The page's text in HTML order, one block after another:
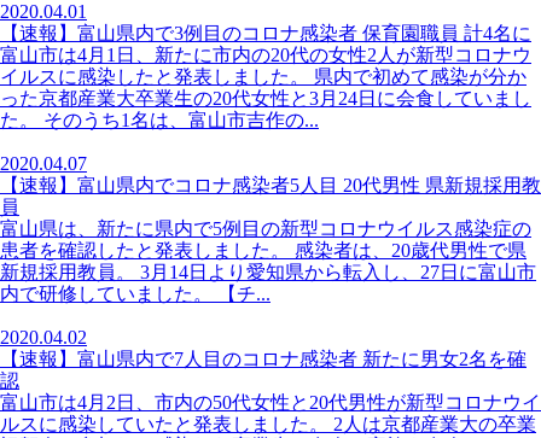
2020.04.01
【速報】富山県内で3例目のコロナ感染者 保育園職員 計4名に
富山市は4月1日、新たに市内の20代の女性2人が新型コロナウ
イルスに感染したと発表しました。 県内で初めて感染が分か
った京都産業大卒業生の20代女性と3月24日に会食していまし
た。 そのうち1名は、富山市吉作の...
2020.04.07
【速報】富山県内でコロナ感染者5人目 20代男性 県新規採用教
員
富山県は、新たに県内で5例目の新型コロナウイルス感染症の
患者を確認したと発表しました。 感染者は、20歳代男性で県
新規採用教員。 3月14日より愛知県から転入し、27日に富山市
内で研修していました。 【チ...
2020.04.02
【速報】富山県内で7人目のコロナ感染者 新たに男女2名を確
認
富山市は4月2日、市内の50代女性と20代男性が新型コロナウイ
ルスに感染していたと発表しました。 2人は京都産業大の卒業